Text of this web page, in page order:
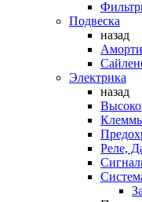
Подвеска
назад
Электрика
назад
Реле,